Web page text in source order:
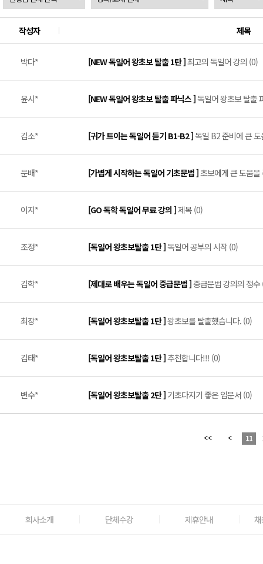
작성자 제목
박다* [NEW 독일어 왕초보 탈출 1탄 ]최고의 독일어 강의 (0)
윤시* [NEW 독일어 왕초보 탈출 파닉스 ]독일어 왕초보 탈출
김소* [귀가 트이는 독일어 듣기 B1-B2 ]독일 B2 준비에 큰
문배* [가볍게 시작하는 독일어 기초문법 ]초보에게 큰 도움
이지* [GO 독학 독일어 무료 강의 ]제목 (0)
조정* [독일어 왕초보탈출 1탄 ]독일어 공부의 시작 (0)
김학* [제대로 배우는 독일어 중급문법 ]중급문법 강의의 정수
최장* [독일어 왕초보탈출 1탄 ]왕초보를 탈출했습니다. (0)
김태* [독일어 왕초보탈출 1탄 ]추천합니다!!! (0)
변수* [독일어 왕초보탈출 2탄 ] 기초다지기 좋은 입문서 (0)
11
회사소개 단체수강 제휴안내